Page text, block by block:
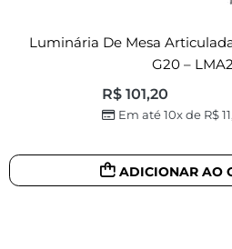
Luminária De Mesa
G20 –
R$101,20
Em até 10x de R$
ADICIONAR AO